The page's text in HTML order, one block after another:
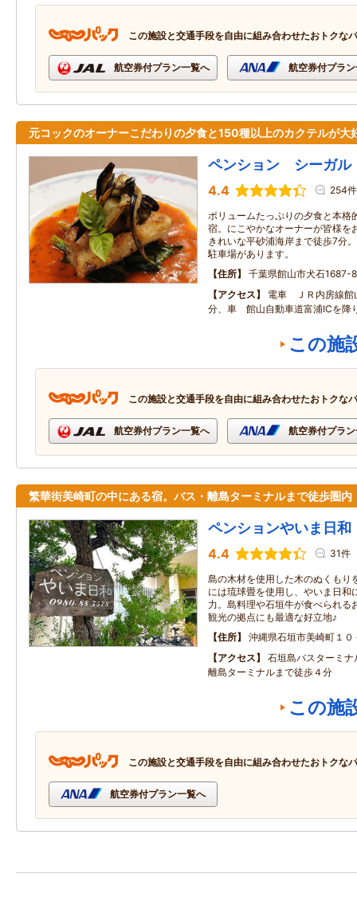
この施設と交通手段を自由に組み合わせたおトクな
航空券付プラン一覧へ 航空券付プラ
元コックのオーナーこだわりの夕食と150種以上のカクテルが大
ペンション シーガル
4.4 254件
ボリュームたっぷりの夕食と本格
宿。にこやかなオーナーが皆様を
きれいな平砂浦海岸まで徒歩7分
駐車場があります。
住所
千葉県館山市犬石1687-8
アクセス
電車 ＪＲ内房線館
分、車 館山自動車道富浦ICを降
この施
この施設と交通手段を自由に組み合わせたおトクな
航空券付プラン一覧へ 航空券付プラ
繁華街美崎町の中にある宿。バス・離島ターミナルまで徒歩圏内
ペンションやいま日和
4.4 31件
島の木材を使用した木のぬくもり
には琉球畳を使用し、やいま日和
力。島料理や石垣牛が食べられる
観光の拠点にも最適な好立地♪
住所
沖縄県石垣市美崎町１０
アクセス
石垣島バスターミ
離島ターミナルまで徒歩４分
この施
この施設と交通手段を自由に組み合わせたおトクな
航空券付プラン一覧へ